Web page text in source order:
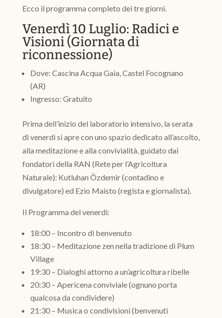
Ecco il programma completo dei tre giorni.
Venerdì 10 Luglio: Radici e
Visioni (Giornata di
riconnessione)
Dove: Cascina Acqua Gaia, Castel Focognano
(AR)
Ingresso: Gratuito
Prima dell’inizio del laboratorio intensivo, la serata
di venerdì si apre con uno spazio dedicato all’ascolto,
alla meditazione e alla convivialità, guidato dai
fondatori della RAN (Rete per l’Agricoltura
Naturale): Kutluhan Özdemir (contadino e
divulgatore) ed Ezio Maisto (regista e giornalista).
Il Programma del venerdì:
18:00 – Incontro di benvenuto
18:30 – Meditazione zen nella tradizione di Plum
Village
19:30 – Dialoghi attorno a un’agricoltura ribelle
20:30 – Apericena conviviale (ognuno porta
qualcosa da condividere)
21:30 – Musica o condivisioni (benvenuti